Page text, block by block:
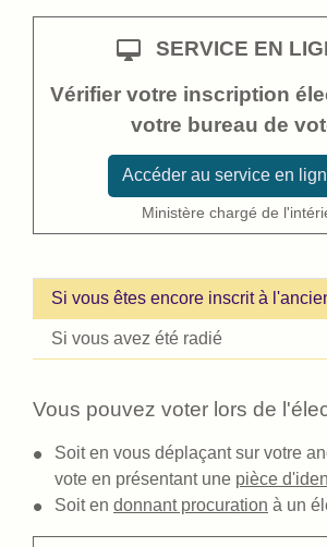
desktop_mac
SERVICE EN
Vérifier votre inscription
votre bureau de
Accéder au service en
Ministère chargé de
Si vous êtes encore inscrit à
Si vous avez été radié
Vous pouvez voter lors de
Soit en vous déplaçant sur votre
vote en présentant une pièce
Soit en donnant procuration à un